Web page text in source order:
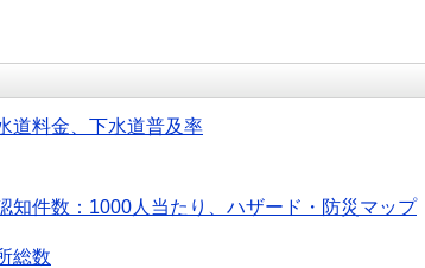
道料金、下水道普及率
知件数：1000人当たり、ハザード・防災マップ
総数